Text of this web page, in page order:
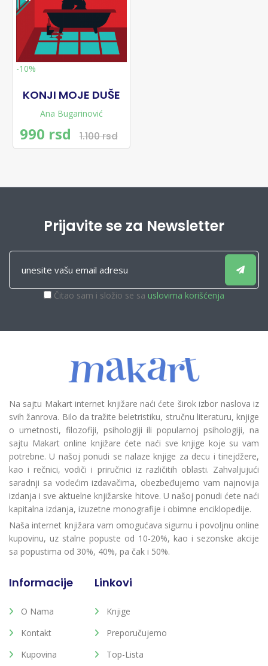
-10%
KONJI MOJE DUŠE
Ana Bugarinović
990 rsd 1.100 rsd
Prijavite se za Newsletter
Čitao sam i složio se sa uslovima korišćenja
Na sajtu Makart internet knjižare naći ćete širok izbor naslova iz
svih žanrova. Bilo da tražite beletristiku, stručnu literaturu, knjige
o umetnosti, filozofiji, psihologiji ili popularnoj psihologiji, na
sajtu Makart online knjižare ćete naći sve knjige koje su vam
potrebne. U našoj ponudi se nalaze knjige za decu i tinejdžere,
kao i rečnici, vodiči i priručnici iz različitih oblasti. Zahvaljujući
saradnji sa vodećim izdavačima, obezbeđujemo vam najnovija
izdanja i sve aktuelne knjižarske hitove. U našoj ponudi ćete naći
kapitalna izdanja, izuzetne monografije i obimne enciklopedije.
Naša internet knjižara vam omogućava sigurnu i povoljnu online
kupovinu, uz stalne popuste od 10-20%, kao i sezonske akcije
sa popustima od 30%, 40%, pa čak i 50%.
Informacije
O Nama
Kontakt
Kupovina
Linkovi
Knjige
Preporučujemo
Top-Lista